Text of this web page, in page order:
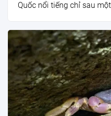
Quốc nổi tiếng chỉ sau